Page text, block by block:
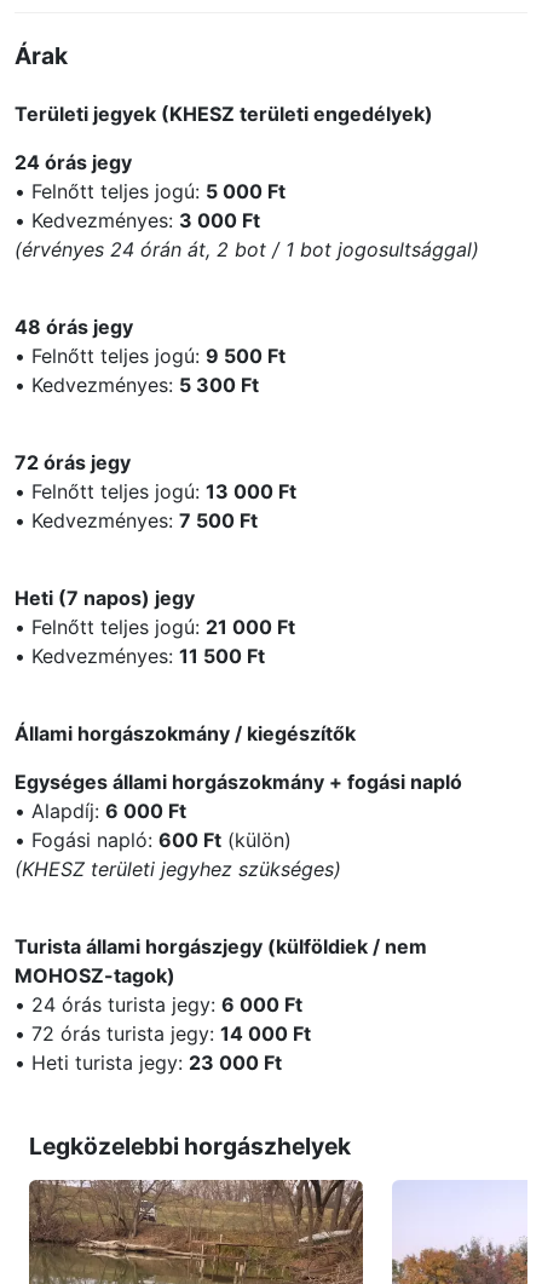
Árak
Területi jegyek (KHESZ területi engedélyek)
24 órás jegy
• Felnőtt teljes jogú: 5 000 Ft
• Kedvezményes: 3 000 Ft
(érvényes 24 órán át, 2 bot / 1 bot jogosultsággal)
48 órás jegy
• Felnőtt teljes jogú: 9 500 Ft
• Kedvezményes: 5 300 Ft
72 órás jegy
• Felnőtt teljes jogú: 13 000 Ft
• Kedvezményes: 7 500 Ft
Heti (7 napos) jegy
• Felnőtt teljes jogú: 21 000 Ft
• Kedvezményes: 11 500 Ft
Állami horgászokmány / kiegészítők
Egységes állami horgászokmány + fogási napló
• Alapdíj: 6 000 Ft
• Fogási napló: 600 Ft (külön)
(KHESZ területi jegyhez szükséges)
Turista állami horgászjegy (külföldiek / nem
MOHOSZ-tagok)
• 24 órás turista jegy: 6 000 Ft
• 72 órás turista jegy: 14 000 Ft
• Heti turista jegy: 23 000 Ft
Legközelebbi horgászhelyek